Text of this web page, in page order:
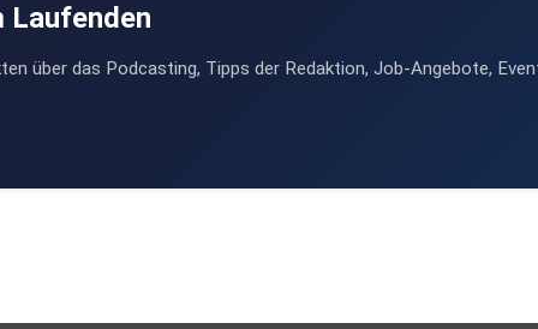
Laufenden
über das Podcasting, Tipps der Redaktion, Job-Angebote,